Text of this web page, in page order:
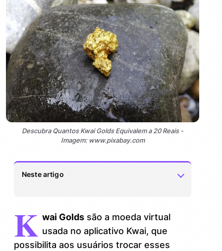
Descubra Quantos Kwai Golds Equivalem a 20 Reais -
Imagem: www.pixabay.com
Neste artigo
2.
Qual a cotação atual: quantos Kwai Golds
equivalem a 20 reais?
K wai Goldssão a moeda virtual
usada no aplicativo Kwai, que
possibilita aos usuários trocar esses